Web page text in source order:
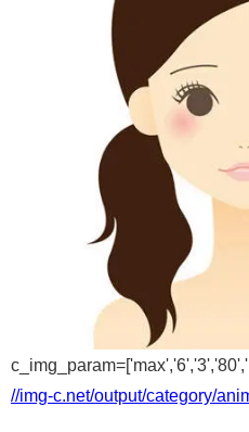
//img-c.net/output/category/